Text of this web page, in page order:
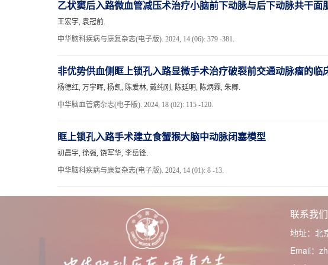
乙状窦后入路微血管减压术治疗小脑前下动脉与后下动脉共干面
王宏宇, 袁冠前.
中华脑科疾病与康复杂志(电子版). 2024, 14 (06): 379 -381.
非优势供血侧眶上锁孔入路显微手术治疗破裂前交通动脉瘤的临
杨德红, 万宇晖, 杨凯, 陈爱林, 戴纯刚, 陈延明, 陈炳霖, 朱卿.
中华脑血管病杂志(电子版). 2024, 18 (02): 115 -120.
眶上锁孔入路手术建立食蟹猴大脑中动脉闭塞模型
初晨宇, 徐强, 饶军华, 李岳锋.
中华脑科疾病与康复杂志(电子版). 2024, 14 (01): 8 -13.
联系我们
地址：北
Email：